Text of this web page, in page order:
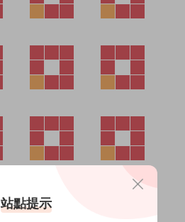
站點提示